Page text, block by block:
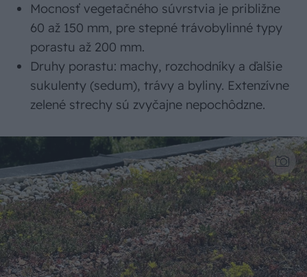
Mocnosť vegetačného súvrstvia je približne
60 až 150 mm, pre stepné trávobylinné typy
porastu až 200 mm.
Druhy porastu: machy, rozchodníky a ďalšie
sukulenty (sedum), trávy a byliny. Extenzívne
zelené strechy sú zvyčajne nepochôdzne.